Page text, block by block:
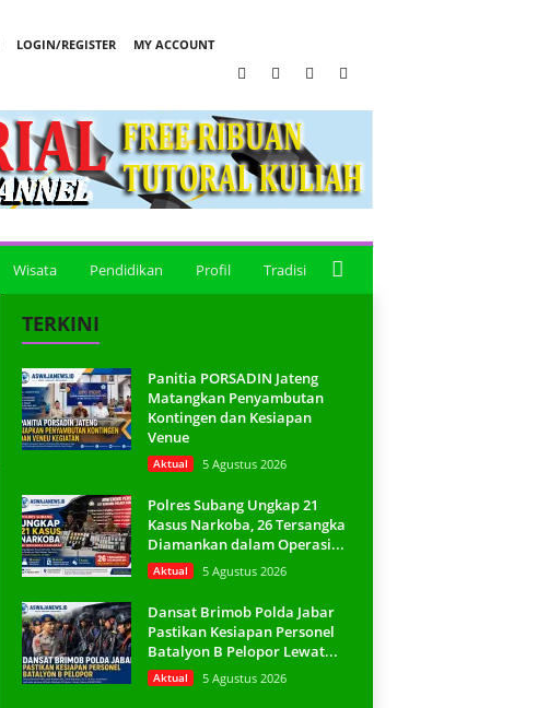
LOGIN/REGISTER MY ACCOUNT
Wisata Pendidikan Profil Tradisi
TERKINI
Panitia PORSADIN Jateng
Matangkan Penyambutan
Kontingen dan Kesiapan
Venue
Aktual 5 Agustus 2026
Polres Subang Ungkap 21
Kasus Narkoba, 26 Tersangka
Diamankan dalam Operasi...
Aktual 5 Agustus 2026
Dansat Brimob Polda Jabar
Pastikan Kesiapan Personel
Batalyon B Pelopor Lewat...
Aktual 5 Agustus 2026